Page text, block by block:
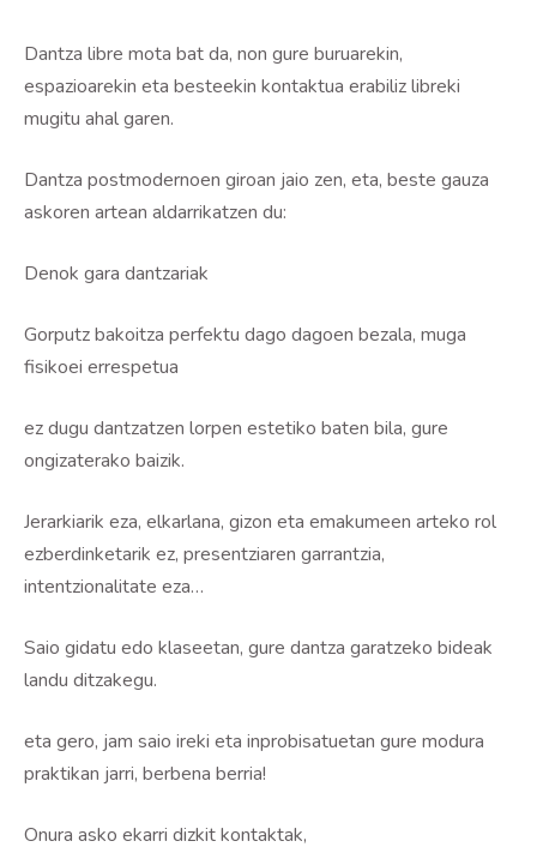
Dantza libre mota bat da, non gure buruarekin,
espazioarekin eta besteekin kontaktua erabiliz libreki
mugitu ahal garen.
Dantza postmodernoen giroan jaio zen, eta, beste gauza
askoren artean aldarrikatzen du:
Denok gara dantzariak
Gorputz bakoitza perfektu dago dagoen bezala, muga
fisikoei errespetua
ez dugu dantzatzen lorpen estetiko baten bila, gure
ongizaterako baizik.
Jerarkiarik eza, elkarlana, gizon eta emakumeen arteko rol
ezberdinketarik ez, presentziaren garrantzia,
intentzionalitate eza…
Saio gidatu edo klaseetan, gure dantza garatzeko bideak
landu ditzakegu.
eta gero, jam saio ireki eta inprobisatuetan gure modura
praktikan jarri, berbena berria!
Onura asko ekarri dizkit kontaktak,